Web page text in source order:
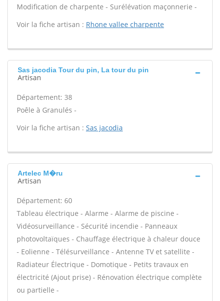
Modification de charpente - Surélévation maçonnerie -
Voir la fiche artisan : Rhone vallee charpente
Sas jacodia Tour du pin, La tour du pin
Artisan
Département: 38
Poêle à Granulés -
Voir la fiche artisan : Sas jacodia
Artelec M�ru
Artisan
Département: 60
Tableau électrique - Alarme - Alarme de piscine -
Vidéosurveillance - Sécurité incendie - Panneaux
photovoltaïques - Chauffage électrique à chaleur douce
- Eolienne - Télésurveillance - Antenne TV et satellite -
Radiateur Électrique - Domotique - Petits travaux en
électricité (Ajout prise) - Rénovation électrique complète
ou partielle -